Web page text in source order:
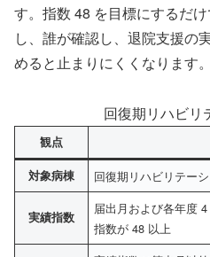
す。指数 48 を目標にするだ
し、誰が確認し、退院支援の
めると止まりにくくなります。
回復期リハビリ
観点
対象病棟 回復期リハビリテー
実績指数
届出月および各年度
指数が 48 以上